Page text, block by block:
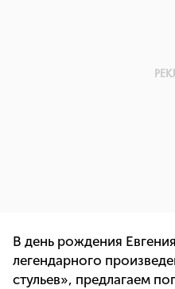
В день рождения
легендарного
стульев», предлагаем